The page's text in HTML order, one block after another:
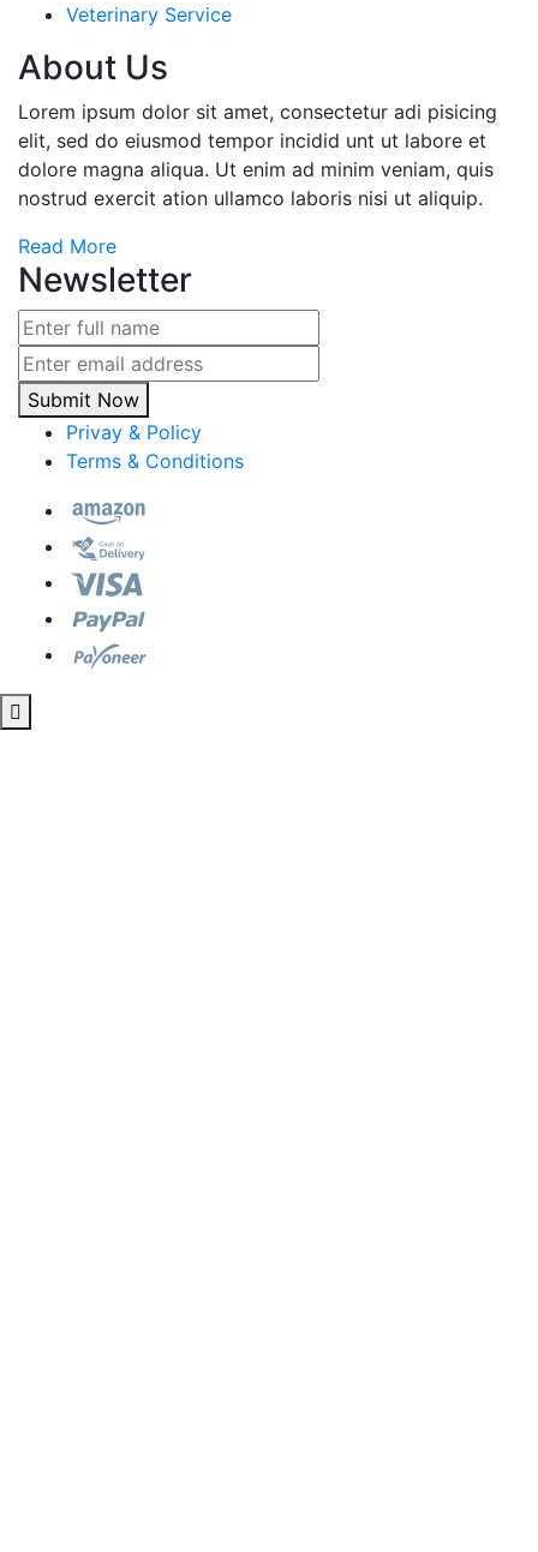
Veterinary Service
About Us
Lorem ipsum dolor sit amet, consectetur adi pisicing
elit, sed do eiusmod tempor incidid unt ut labore et
dolore magna aliqua. Ut enim ad minim veniam, quis
nostrud exercit ation ullamco laboris nisi ut aliquip.
Read More
Newsletter
Submit Now
Privay & Policy
Terms & Conditions